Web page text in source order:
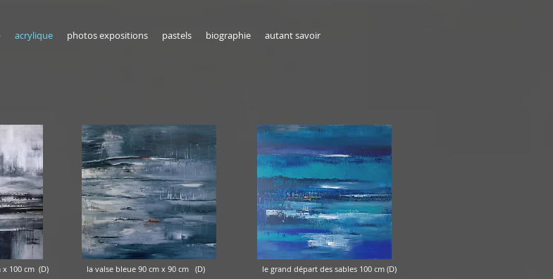
acrylique photos expositions pastels biographie autant savoir
cm (D) la valse bleue 90 cm x 90 cm (D) le grand départ des sables 100 cm (D)